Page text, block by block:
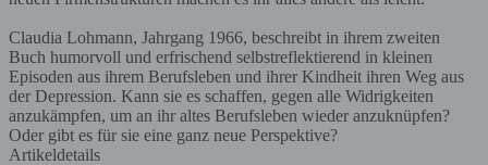
Claudia Lohmann, Jahrgang 1966, beschreibt in ihrem zweiten
Buch humorvoll und erfrischend selbstreflektierend in kleinen
Episoden aus ihrem Berufsleben und ihrer Kindheit ihren Weg aus
der Depression. Kann sie es schaffen, gegen alle Widrigkeiten
anzukämpfen, um an ihr altes Berufsleben wieder anzuknüpfen?
Oder gibt es für sie eine ganz neue Perspektive?
Artikeldetails